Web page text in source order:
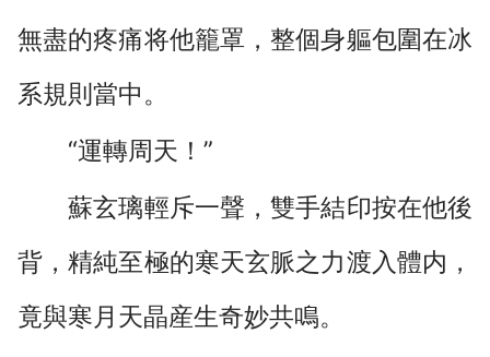
無盡的疼痛将他籠罩，整個身軀包圍在冰
系規則當中。
“運轉周天！”
蘇玄璃輕斥一聲，雙手結印按在他後
背，精純至極的寒天玄脈之力渡入體内，
竟與寒月天晶産生奇妙共鳴。